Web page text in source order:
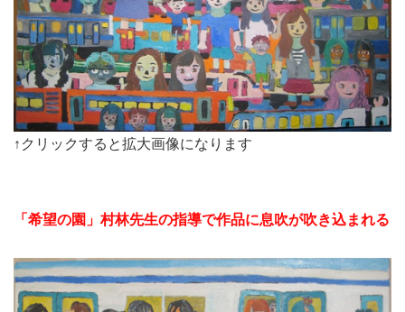
↑クリックすると拡大画像になります
「希望の園」村林先生の指導で作品に息吹が吹き込まれる